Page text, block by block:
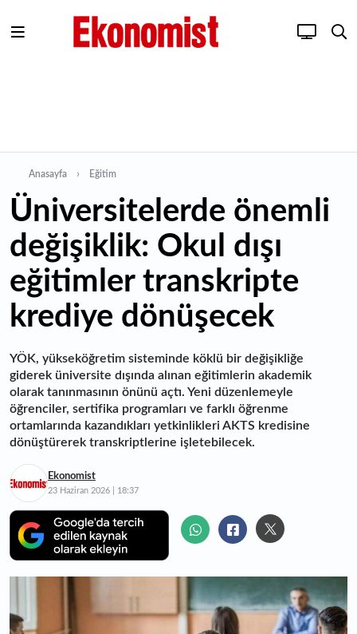
Anasayfa Eğitim
Üniversitelerde önemli
değişiklik: Okul dışı
eğitimler transkripte
krediye dönüşecek
YÖK, yükseköğretim sisteminde köklü bir değişikliğe
giderek üniversite dışında alınan eğitimlerin akademik
olarak tanınmasının önünü açtı. Yeni düzenlemeyle
öğrenciler, sertifika programları ve farklı öğrenme
ortamlarında kazandıkları yetkinlikleri AKTS kredisine
dönüştürerek transkriptlerine işletebilecek.
Ekonomist
23 Haziran 2026 | 18:37